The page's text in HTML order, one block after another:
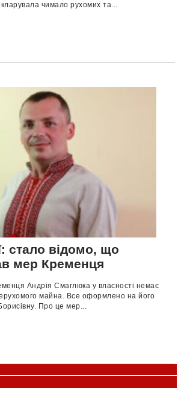
чимало рухомих та...
стало відомо, що
мер Кременця
Андрія Смаглюка у власності немає
майна. Все оформлено на його
Про це мер...